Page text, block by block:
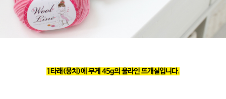
1타래(뭉치)에 무게 45g의 울라인 뜨개실입니다.